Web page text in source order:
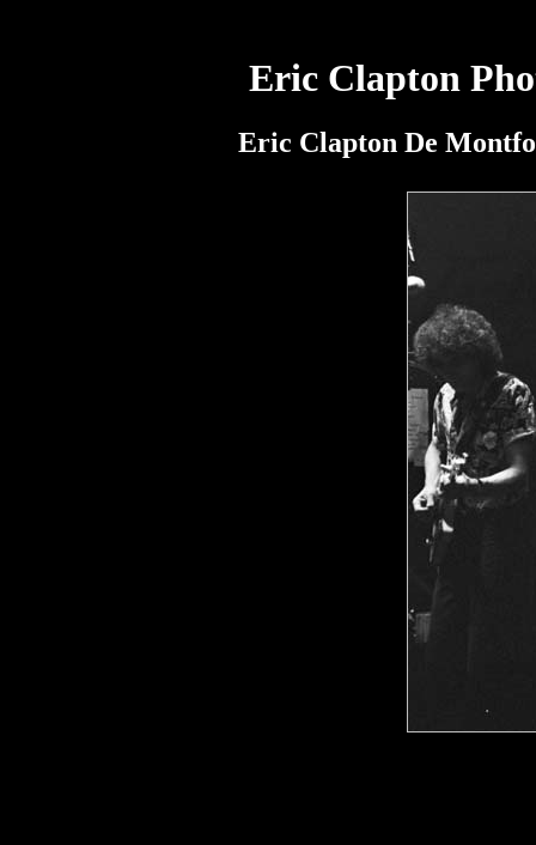
Eric Clapton
Eric Clapton De